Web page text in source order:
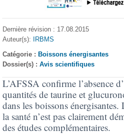
Dernière révision : 17.08.2015
Auteur(s):
IRBMS
Catégorie : Boissons énergisantes
Dossier(s) :Avis scientifiques
L’AFSSA confirme l’absence
quantités de taurine et
dans les boissons énergisantes.
la santé n’est pas clairement
des études complémentaires.